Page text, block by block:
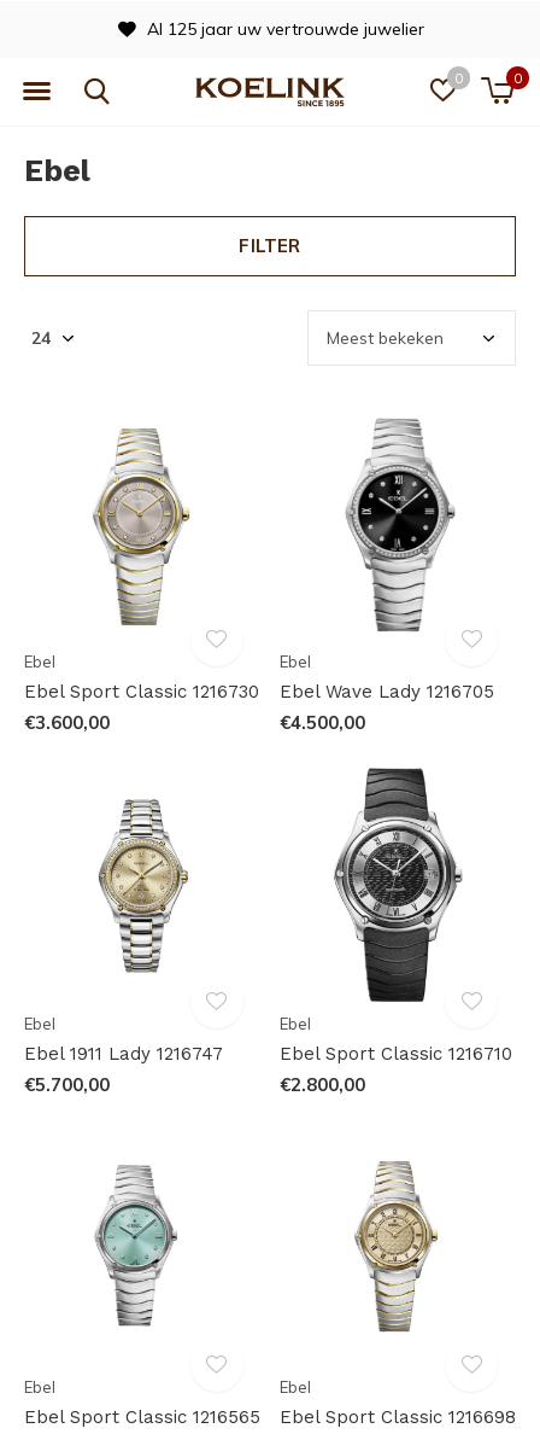
0 0
Al 125 jaar uw vertrouwde juwelier
Ebel
FILTER
Ebel
Ebel Sport Classic 1216730
€3.600,00
Ebel
Ebel Wave Lady 1216705
€4.500,00
Ebel
Ebel 1911 Lady 1216747
€5.700,00
Ebel
Ebel Sport Classic 1216710
€2.800,00
Ebel
Ebel Sport Classic 1216565
Ebel
Ebel Sport Classic 1216698